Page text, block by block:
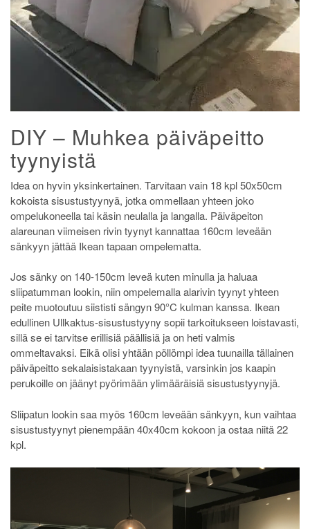
DIY – Muhkea päiväpeitto
tyynyistä
Idea on hyvin yksinkertainen. Tarvitaan vain 18 kpl 50x50cm
kokoista sisustustyynyä, jotka ommellaan yhteen joko
ompelukoneella tai käsin neulalla ja langalla. Päiväpeiton
alareunan viimeisen rivin tyynyt kannattaa 160cm leveään
sänkyyn jättää Ikean tapaan ompelematta.
Jos sänky on 140-150cm leveä kuten minulla ja haluaa
sliipatumman lookin, niin ompelemalla alarivin tyynyt yhteen
peite muotoutuu siististi sängyn 90°C kulman kanssa. Ikean
edullinen Ullkaktus-sisustustyyny sopii tarkoitukseen loistavasti,
sillä se ei tarvitse erillisiä päällisiä ja on heti valmis
ommeltavaksi. Eikä olisi yhtään pöllömpi idea tuunailla tällainen
päiväpeitto sekalaisistakaan tyynyistä, varsinkin jos kaapin
perukoille on jäänyt pyörimään ylimääräisiä sisustustyynyjä.
Sliipatun lookin saa myös 160cm leveään sänkyyn, kun vaihtaa
sisustustyynyt pienempään 40x40cm kokoon ja ostaa niitä 22
kpl.